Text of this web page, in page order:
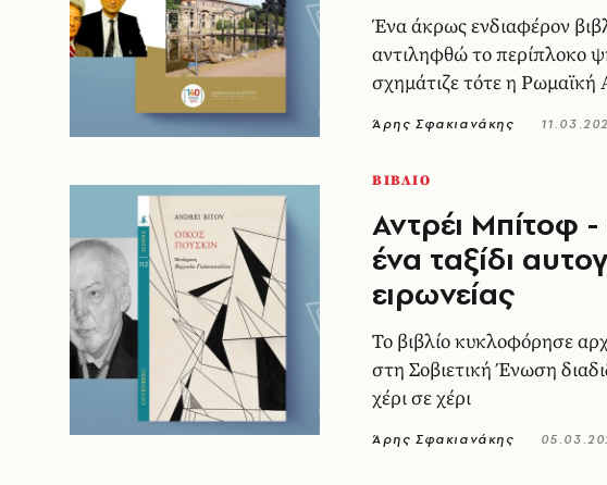
Ένα άκρως ενδιαφέρον
αντιληφθώ το περίπλοκο
σχημάτιζε τότε η Ρωμαϊκή
Άρης Σφακιανάκης
ΒΙΒΛΙΟ
Αντρέι Μπίτοφ
ένα ταξίδι
ειρωνείας
Το βιβλίο κυκλοφόρησε
στη Σοβιετική Ένωση
χέρι σε χέρι
Άρης Σφακιανάκης